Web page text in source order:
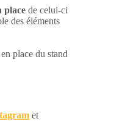
place de celui-ci
des éléments
place du stand
et